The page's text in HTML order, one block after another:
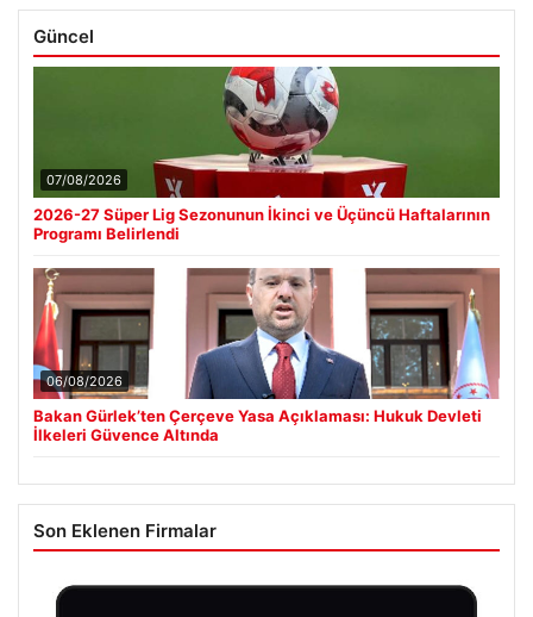
Güncel
07/08/2026
2026-27 Süper Lig Sezonunun İkinci ve Üçüncü Haftalarının
Programı Belirlendi
06/08/2026
Bakan Gürlek’ten Çerçeve Yasa Açıklaması: Hukuk Devleti
İlkeleri Güvence Altında
Son Eklenen Firmalar